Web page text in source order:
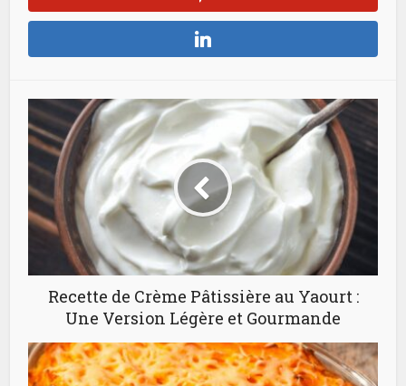
Recette de Crème Pâtissière au Yaourt :
Une Version Légère et Gourmande